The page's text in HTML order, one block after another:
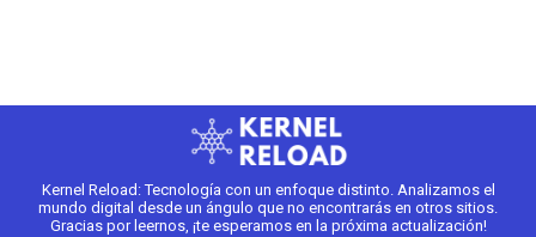
Kernel Reload: Tecnología con un enfoque distinto. Analizamos el
mundo digital desde un ángulo que no encontrarás en otros sitios.
Gracias por leernos, ¡te esperamos en la próxima actualización!